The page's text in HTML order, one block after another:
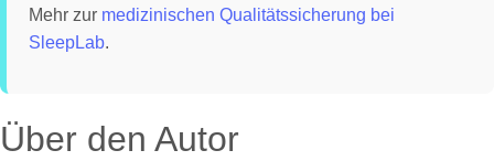
Mehr zur medizinischen Qualitätssicherung bei
SleepLab.
Über den Autor